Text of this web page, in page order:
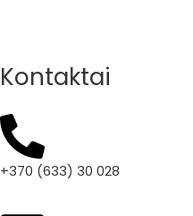
Kontaktai
+370 (633) 30 028